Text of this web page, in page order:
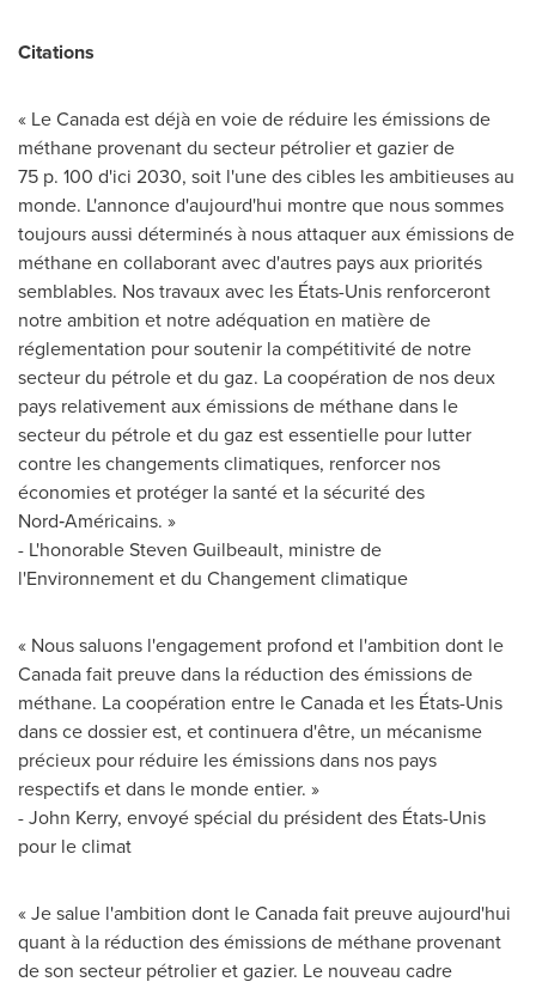
Citations
« Le Canada est déjà en voie de réduire les émissions de
méthane provenant du secteur pétrolier et gazier de
75 p. 100 d'ici 2030, soit l'une des cibles les ambitieuses au
monde. L'annonce d'aujourd'hui montre que nous sommes
toujours aussi déterminés à nous attaquer aux émissions de
méthane en collaborant avec d'autres pays aux priorités
semblables. Nos travaux avec les États-Unis renforceront
notre ambition et notre adéquation en matière de
réglementation pour soutenir la compétitivité de notre
secteur du pétrole et du gaz. La coopération de nos deux
pays relativement aux émissions de méthane dans le
secteur du pétrole et du gaz est essentielle pour lutter
contre les changements climatiques, renforcer nos
économies et protéger la santé et la sécurité des
Nord‑Américains. »
- L'honorableSteven Guilbeault, ministre de
l'Environnement et du Changement climatique
« Nous saluons l'engagement profond et l'ambition dont le
Canadafait preuve dans la réduction des émissions de
méthane. La coopération entre leCanadaet les États-Unis
dans ce dossier est, et continuera d'être, un mécanisme
précieux pour réduire les émissions dans nos pays
respectifs et dans le monde entier. »
- John Kerry, envoyé spécial du président des États-Unis
pour le climat
« Je salue l'ambition dont leCanadafait preuve aujourd'hui
quant à la réduction des émissions de méthane provenant
de son secteur pétrolier et gazier. Le nouveau cadre